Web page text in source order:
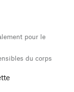
pour le
du corps